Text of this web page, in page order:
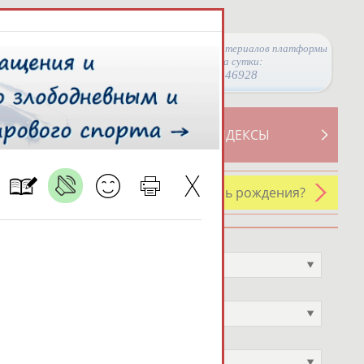
Просмотры материалов платформы
за сутки:
46928
СВОДНЫЕ ИНДЕКСЫ
У кого сегодня день рождения?